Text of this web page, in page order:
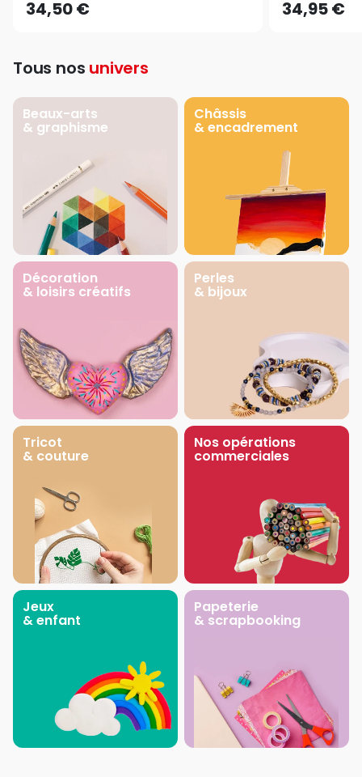
34,50 € 34,95 €
Tous nos univers
Beaux-arts
& graphisme
Châssis
& encadrement
Décoration
& loisirs créatifs
Perles
& bijoux
Tricot
& couture
Nos opérations
commerciales
Jeux
& enfant
Papeterie
& scrapbooking